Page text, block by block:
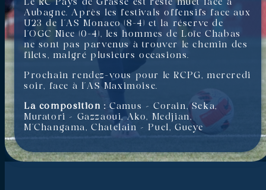
Le RC Pays de Grasse est resté muet face à
Aubagne. Après les festivals offensifs face aux
U23 de l’AS Monaco (8-4) et la réserve de
l’OGC Nice (0-4), les hommes de Loïc Chabas
ne sont pas parvenus à trouver le chemin des
filets, malgré plusieurs occasions.
Prochain rendez-vous pour le RCPG, mercredi
soir, face à l’AS Maximoise.
La composition : Camus – Corain, Seka,
Muratori – Gazzaoui, Ako, Medjian,
M’Changama, Chatelain – Puel, Gueye